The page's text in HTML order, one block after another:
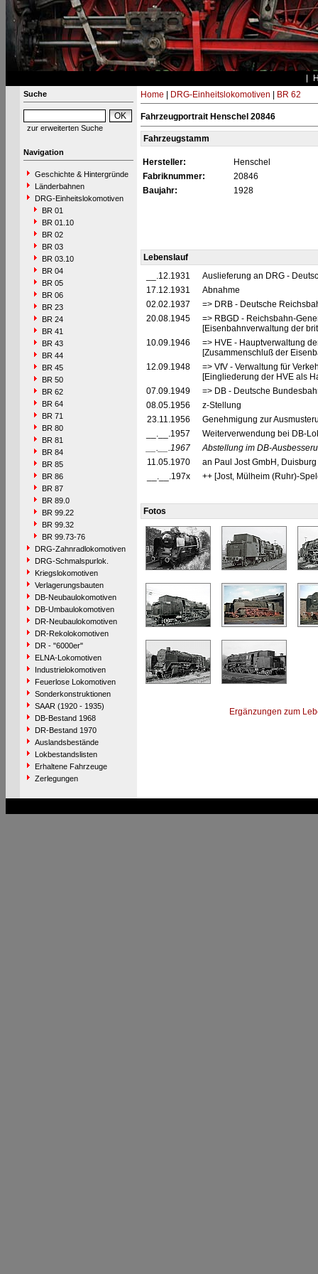
Suche
zur erweiterten Suche
Navigation
Geschichte & Hintergründe
Länderbahnen
DRG-Einheitslokomotiven
BR 01
BR 01.10
BR 02
BR 03
BR 03.10
BR 04
BR 05
BR 06
BR 23
BR 24
BR 41
BR 43
BR 44
BR 45
BR 50
BR 62
BR 64
BR 71
BR 80
BR 81
BR 84
BR 85
BR 86
BR 87
BR 89.0
BR 99.22
BR 99.32
BR 99.73-76
DRG-Zahnradlokomotiven
DRG-Schmalspurlok.
Kriegslokomotiven
Verlagerungsbauten
DB-Neubaulokomotiven
DB-Umbaulokomotiven
DR-Neubaulokomotiven
DR-Rekolokomotiven
DR - "6000er"
ELNA-Lokomotiven
Industrielokomotiven
Feuerlose Lokomotiven
Sonderkonstruktionen
SAAR (1920 - 1935)
DB-Bestand 1968
DR-Bestand 1970
Auslandsbestände
Lokbestandslisten
Erhaltene Fahrzeuge
Zerlegungen
Home DRG-Einheitslokomotiven BR 62
Fahrzeugportrait Henschel 20846
Fahrzeugstamm
Hersteller:
Henschel
Fabriknummer:
20846
Baujahr:
1928
Lebenslauf
__.12.1931
Auslieferung an DRG -
17.12.1931
Abnahme
02.02.1937
=> DRB - Deutsche
20.08.1945
=> RBGD - Reichsbahn-
[Eisenbahnverwaltung der
10.09.1946
=> HVE - Hauptverwaltung
[Zusammenschluß der
12.09.1948
=> VfV - Verwaltung für
[Eingliederung der HVE als
07.09.1949
=> DB - Deutsche
08.05.1956
z-Stellung
23.11.1956
Genehmigung zur
__.__.1957
Weiterverwendung bei DB-
__.__.1967
Abstellung im DB-
11.05.1970
an Paul Jost GmbH,
__.__.197x
++ [Jost, Mülheim (Ruhr)-
Fotos
Ergänzungen zum